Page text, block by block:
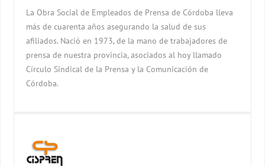
La Obra Social de Empleados de Prensa de Córdoba lleva
más de cuarenta años asegurando la salud de sus
afiliados. Nació en 1973, de la mano de trabajadores de
prensa de nuestra provincia, asociados al hoy llamado
Círculo Sindical de la Prensa y la Comunicación de
Córdoba.